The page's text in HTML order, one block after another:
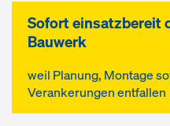
Sofort einsatzbereit
Bauwerk
weil Planung, Montage
Verankerungen entfallen